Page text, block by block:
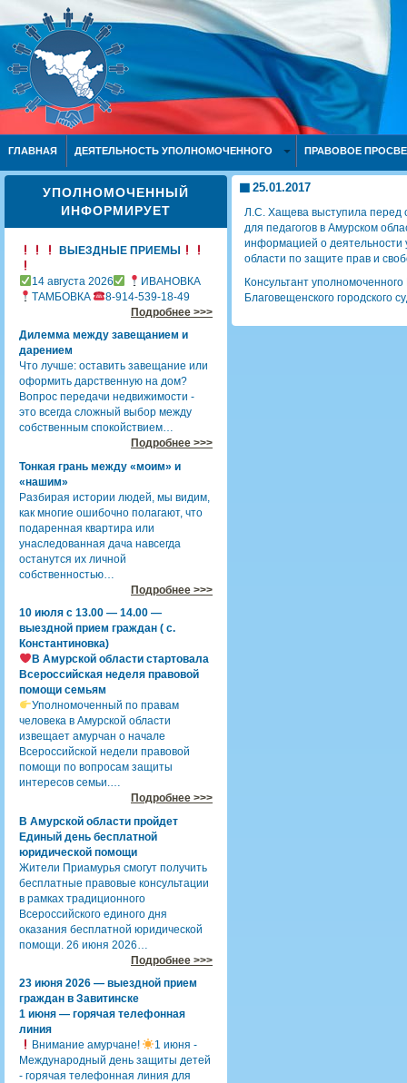
ГЛАВНАЯ ДЕЯТЕЛЬНОСТЬ УПОЛНОМОЧЕННОГО ПРАВОВОЕ
УПОЛНОМОЧЕННЫЙ
ИНФОРМИРУЕТ
ВЫЕЗДНЫЕ ПРИЕМЫ
14 августа 2026
ИВАНОВКА
ТАМБОВКА
8-914-539-18-49
Подробнее >>>
Дилемма между завещанием и
дарением
Что лучше: оставить завещание или
оформить дарственную на дом?
Вопрос передачи недвижимости -
это всегда сложный выбор между
собственным спокойствием…
Подробнее >>>
Тонкая грань между «моим» и
«нашим»
Разбирая истории людей, мы видим,
как многие ошибочно полагают, что
подаренная квартира или
унаследованная дача навсегда
останутся их личной
собственностью…
Подробнее >>>
10 июля с 13.00 — 14.00 —
выездной прием граждан ( с.
Константиновка)
В Амурской области стартовала
Всероссийская неделя правовой
помощи семьям
Уполномоченный по правам
человека в Амурской области
извещает амурчан о начале
Всероссийской недели правовой
помощи по вопросам защиты
интересов семьи.…
Подробнее >>>
В Амурской области пройдет
Единый день бесплатной
юридической помощи
Жители Приамурья смогут получить
бесплатные правовые консультации
в рамках традиционного
Всероссийского единого дня
оказания бесплатной юридической
помощи. 26 июня 2026…
Подробнее >>>
23 июня 2026 — выездной прием
граждан в Завитинске
1 июня — горячая телефонная
линия
Внимание амурчане!
1 июня -
Международный день защиты детей
- горячая телефонная линия для
25.01.2017
Л.С. Хащева выступила перед
для педагогов в Амурском
информацией о деятельности
области по защите прав и
Консультант
Благовещенского городского